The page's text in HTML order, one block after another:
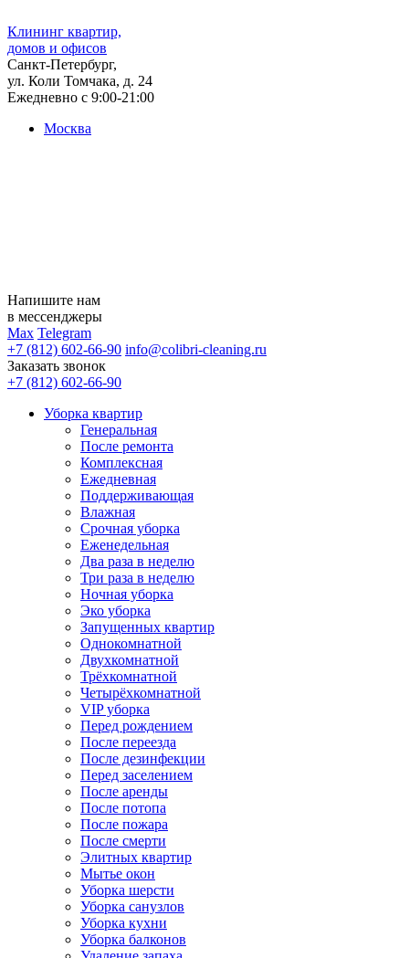
Клининг квартир,
домов и офисов
Санкт-Петербург,
ул. Коли Томчака, д. 24
Ежедневно с 9:00-21:00
Москва
Напишите нам
в мессенджеры
Max Telegram
+7 (812) 602-66-90 info@colibri-cleaning.ru
Заказать звонок
+7 (812) 602-66-90
Уборка квартир
Генеральная
После ремонта
Комплексная
Ежедневная
Поддерживающая
Влажная
Срочная уборка
Еженедельная
Два раза в неделю
Три раза в неделю
Ночная уборка
Эко уборка
Запущенных квартир
Однокомнатной
Двухкомнатной
Трёхкомнатной
Четырёхкомнатной
VIP уборка
Перед рождением
После переезда
После дезинфекции
Перед заселением
После аренды
После потопа
После пожара
После смерти
Элитных квартир
Мытье окон
Уборка шерсти
Уборка санузлов
Уборка кухни
Уборка балконов